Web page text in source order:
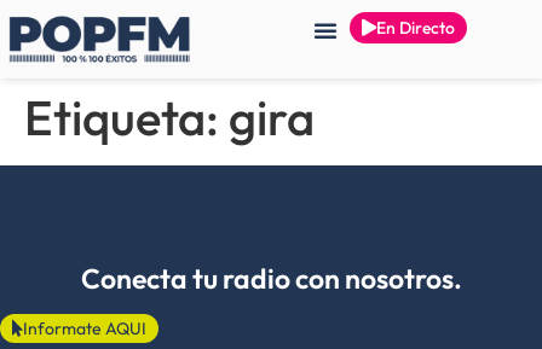
En Directo
Etiqueta: gira
Conecta tu radio con nosotros.
Informate AQUI